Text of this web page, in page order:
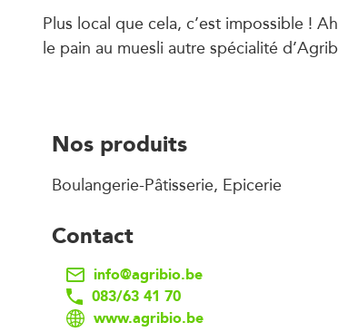
Plus local que cela, c’est impossible !
le pain au muesli autre spécialité
Nos produits
Boulangerie-Pâtisserie, Epicerie
Contact
info@agribio.be
083/63 41 70
www.agribio.be